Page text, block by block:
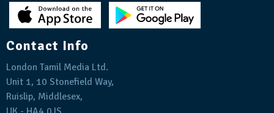
Contact Info
London Tamil Media Ltd.
Unit 1, 10 Stonefield Way,
Ruislip, Middlesex,